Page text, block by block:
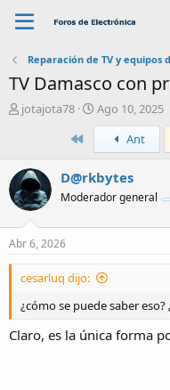
Reparación de TV y equipos
TV Damasco con
A
r
jotajota78
F
e
h
a
d
e
i
o
Ago 10, 2025
PrimeroAnt
D@rkbytes
Moderador general
Abr 6, 2026
cesarluq dijo:
¿cómo se puede saber eso?
Claro, es la única forma